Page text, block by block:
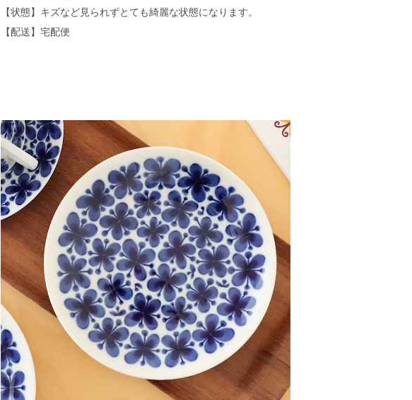
【状態】キズなど見られずとても綺麗な状態になります。
【配送】宅配便